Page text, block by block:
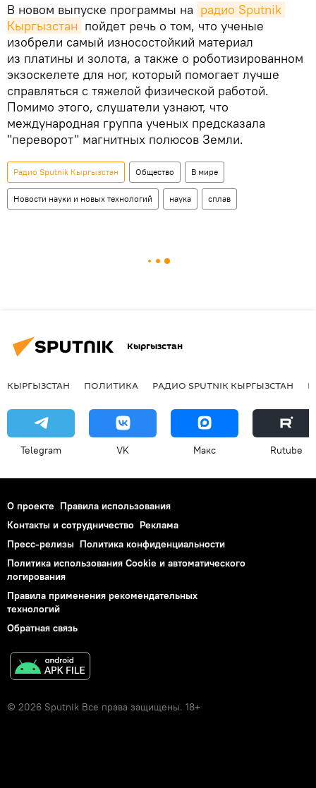
В новом выпуске программы на радио Sputnik
Кыргызстан пойдет речь о том, что ученые
изобрели самый износостойкий материал
из платины и золота, а также о роботизированном
экзоскелете для ног, который помогает лучше
справляться с тяжелой физической работой.
Помимо этого, слушатели узнают, что
международная группа ученых предсказала
"переворот" магнитных полюсов Земли.
Радио Sputnik Кыргызстан Общество В мире
Новости науки и новых технологий наука сплав
Кыргызстан
КЫРГЫЗСТАН ПОЛИТИКА РАДИО SPUTNIK КЫРГЫЗСТАН
Telegram VK Макс Rutube
О проекте Правила использования
Контакты и сотрудничество Реклама
Пресс-релизы Политика конфиденциальности
Политика использования Cookie и автоматического
логирования
Правила применения рекомендательных
технологий
Обратная связь
© 2026 Sputnik Все права защищены. 18+